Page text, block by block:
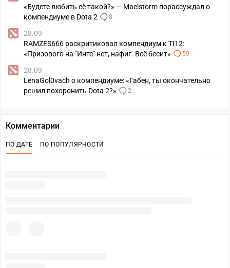
«Будете любить её такой?» — Maelstorm порассуждал о
компендиуме в Dota 2
8
28.09
RAMZES666 раскритиковал компендиум к TI12:
«Призового на "Инте" нет, нафиг. Всё бесит»
59
28.09
LenaGol0vach о компендиуме: «Габен, ты окончательно
решил похоронить Dota 2?»
2
Комментарии
ПО ДАТЕ ПО ПОПУЛЯРНОСТИ